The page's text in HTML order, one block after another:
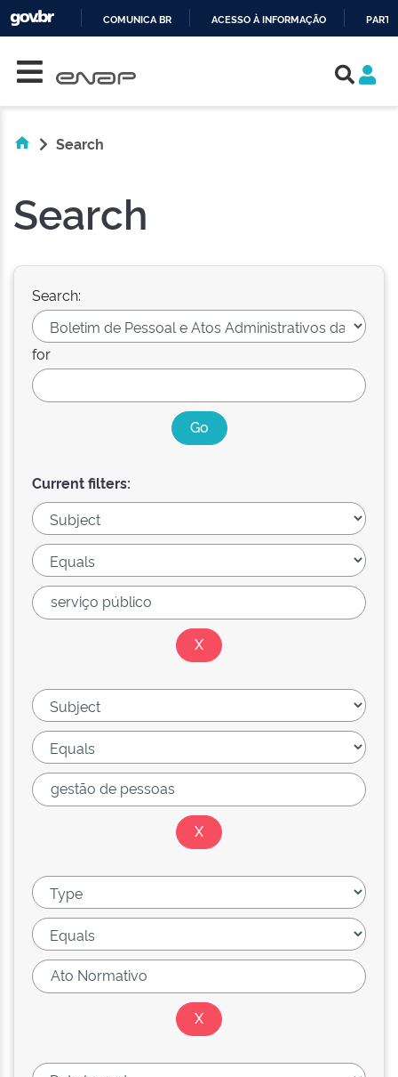
COMUNICA BR ACESSO À INFORMAÇÃO
Search
Search
Search:
for
Current filters: